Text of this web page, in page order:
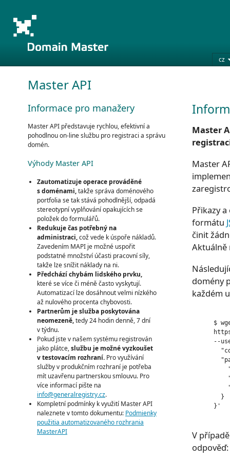
cz
Master API
Informace pro manažery
Master API představuje rychlou, efektivní a
pohodlnou on-line službu pro registraci a správu
domén.
Výhody Master API
Zautomatizuje operace prováděné
s doménami,takže správa doménového
portfolia se tak stává pohodlnější, odpadá
stereotypní vyplňování opakujících se
položek do formulářů.
Redukuje čas potřebný na
administraci,což vede k úspoře nákladů.
Zavedením MAPI je možné uspořit
podstatné množství účasti pracovní síly,
takže lze snížit náklady na ni.
Předchází chybám lidského prvku,
které se více či méně často vyskytují.
Automatizací lze dosáhnout velmi nízkého
až nulového procenta chybovosti.
Partnerům je služba poskytována
neomezeně,tedy 24 hodin denně, 7 dní
v týdnu.
Pokud jste v našem systému registrován
jako plátce,službu je možné vyzkoušet
v testovacím rozhraní. Pro využívání
služby v produkčním rozhraní je potřeba
mít uzavřenu partnerskou smlouvu. Pro
více informací pište na
info@generalregistry.cz.
Kompletní podmínky k využití Master API
naleznete v tomto dokumentu: Podmienky
použitia automatizovaného rozhrania
MasterAPI
Master
Master
Přikazy
formátu
činit
Aktuálně
domény
každém
$
--
        }
      }'
V
odpověď: